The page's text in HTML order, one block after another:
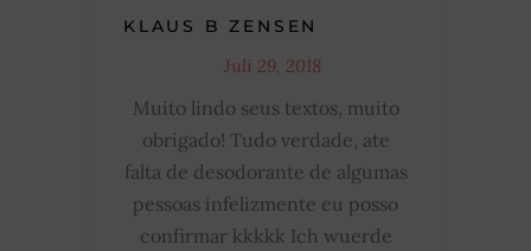
KLAUS B ZENSEN
Juli 29, 2018
Muito lindo seus textos, muito
obrigado! Tudo verdade, ate
falta de desodorante de algumas
pessoas infelizmente eu posso
confirmar kkkkk Ich wuerde